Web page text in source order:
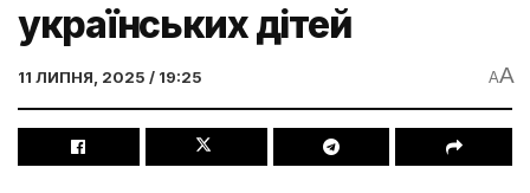
українських дітей
11 ЛИПНЯ, 2025 / 19:25 AA